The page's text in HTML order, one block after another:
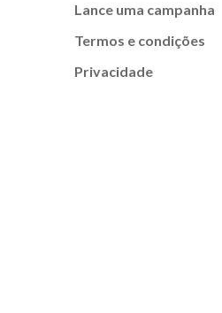
Lance uma campanha
Termos e condições
Privacidade